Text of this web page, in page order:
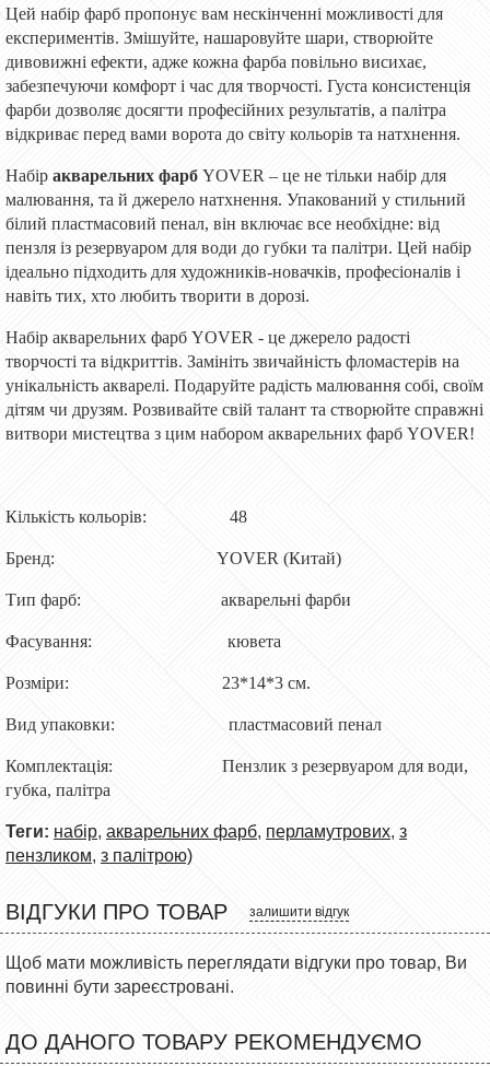
Цей набір фарб пропонує вам нескінченні можливості для
експериментів. Змішуйте, нашаровуйте шари, створюйте
дивовижні ефекти, адже кожна фарба повільно висихає,
забезпечуючи комфорт і час для творчості. Густа консистенція
фарби дозволяє досягти професійних результатів, а палітра
відкриває перед вами ворота до світу кольорів та натхнення.
Набір акварельних фарб YOVER – це не тільки набір для
малювання, та й джерело натхнення. Упакований у стильний
білий пластмасовий пенал, він включає все необхідне: від
пензля із резервуаром для води до губки та палітри. Цей набір
ідеально підходить для художників-новачків, професіоналів і
навіть тих, хто любить творити в дорозі.
Набір акварельних фарб YOVER - це джерело радості
творчості та відкриттів. Замініть звичайність фломастерів на
унікальність акварелі. Подаруйте радість малювання собі, своїм
дітям чи друзям. Розвивайте свій талант та створюйте справжні
витвори мистецтва з цим набором акварельних фарб YOVER!
Кількість кольорів: 48
Бренд: YOVER (Китай)
Тип фарб: акварельні фарби
Фасування: кювета
Розміри: 23*14*3 см.
Вид упаковки: пластмасовий пенал
Комплектація:
Пензлик з резервуаром для води,
губка, палітра
Теги: набір, акварельних фарб, перламутрових, з
пензликом, з палітрою)
ВІДГУКИ ПРО ТОВАР залишити відгук
Щоб мати можливість переглядати відгуки про товар, Ви
повинні бути зареєстровані.
ДО ДАНОГО ТОВАРУ РЕКОМЕНДУЄМО